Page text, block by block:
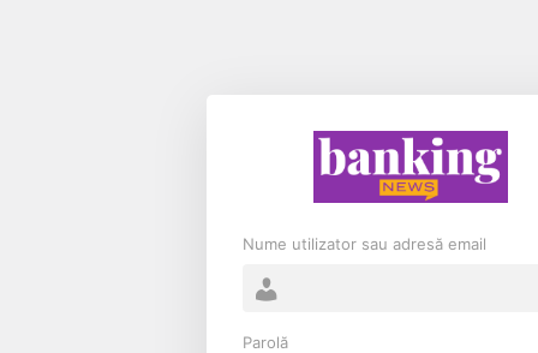
Nume utilizator sau adresă email
Parolă